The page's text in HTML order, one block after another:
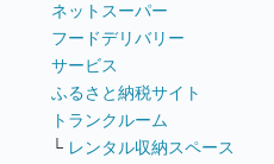
ネットスーパー
フードデリバリー
サービス
ふるさと納税サイト
トランクルーム
└ レンタル収納スペース